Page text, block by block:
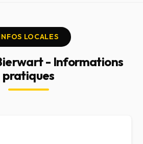
LOCALES
- Informations
pratiques